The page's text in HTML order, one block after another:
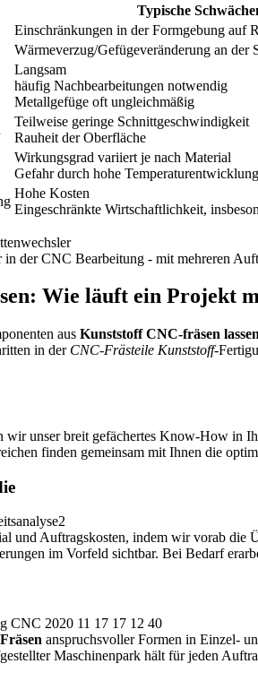
Typische
Einschränkungen in der Formgebung auf
Wärmeverzug/Gefügeveränderung an der
Langsam
häufig Nachbearbeitungen notwendig
Metallgefüge oft ungleichmäßig
Teilweise geringe Schnittgeschwindigkeit
Rauheit der Oberfläche
Wirkungsgrad variiert je nach Material
Gefahr durch hohe Temperaturentwicklung
Hohe Kosten
Eingeschränkte Wirtschaftlichkeit,
in der CNC Bearbeitung - mit mehreren
Wie läuft ein Projekt
aus Kunststoff CNC-fräsen lassen
in der CNC-Frästeile Kunststoff-
wir unser breit gefächertes Know-How in
finden gemeinsam mit Ihnen die
und Auftragskosten, indem wir vorab die
im Vorfeld sichtbar. Bei Bedarf
anspruchsvoller Formen in Einzel-
Maschinenpark hält für jeden